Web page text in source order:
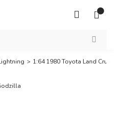
1:64 1980 Toyota Land